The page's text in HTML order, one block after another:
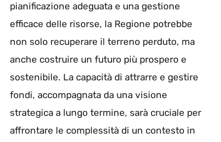
pianificazione adeguata e una gestione
efficace delle risorse, la Regione potrebbe
non solo recuperare il terreno perduto, ma
anche costruire un futuro più prospero e
sostenibile. La capacità di attrarre e gestire
fondi, accompagnata da una visione
strategica a lungo termine, sarà cruciale per
affrontare le complessità di un contesto in